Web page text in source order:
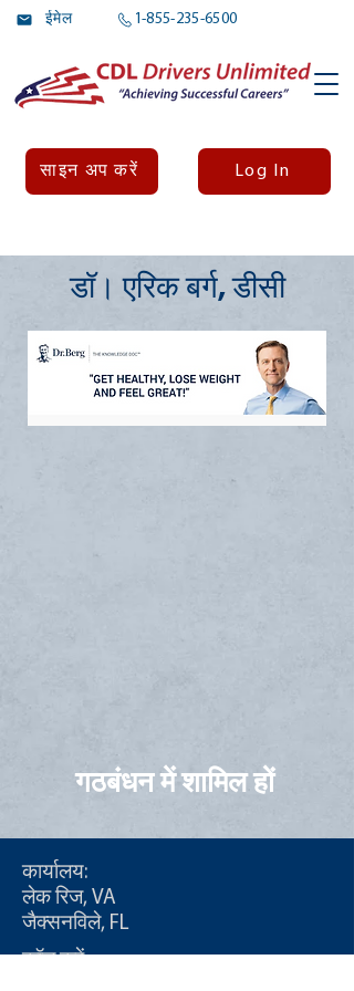
ईमेल 1-855-235-6500
साइन अप करें Log In
डॉ। एरिक बर्ग, डीसी
गठबंधन में शामिल हों
कार्यालय:
लेक रिज, VA
जैक्सनविले, FL
कॉल करें: